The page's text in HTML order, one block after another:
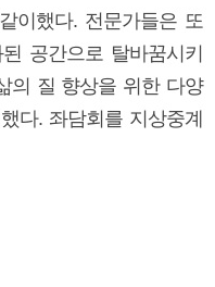
이했다. 전문가들은 또
공간으로 탈바꿈시키
의 질 향상을 위한 다양
다. 좌담회를 지상중계